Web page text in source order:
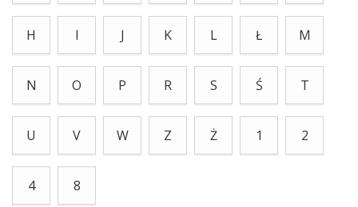
H I J K L Ł M
N O P R S Ś T
U V W Z Ż 1 2
4 8